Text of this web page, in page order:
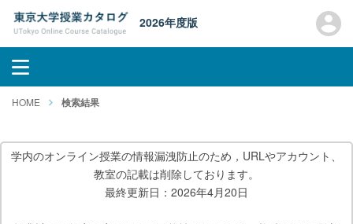
2026年度版
HOME 検索結果
学内のオンライン授業の情報漏洩防止のため，URLやアカウント、
教室の記載は削除しております。
最終更新日：2026年4月20日